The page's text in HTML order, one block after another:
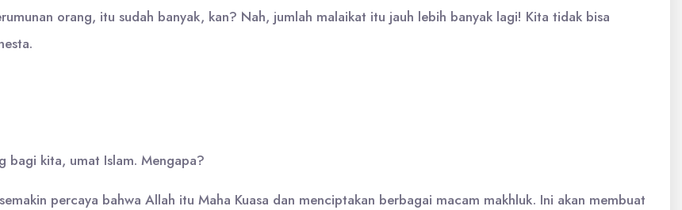
orang, itu sudah banyak, kan? Nah, jumlah malaikat itu jauh lebih banyak lagi! Kita tidak bisa
bagi kita, umat Islam. Mengapa?
percaya bahwa Allah itu Maha Kuasa dan menciptakan berbagai macam makhluk. Ini akan membuat